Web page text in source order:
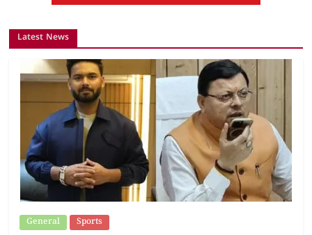
Latest News
General Sports